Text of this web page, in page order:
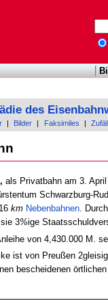
des
Bilder Faksimiles
als Privatbahn am 3.
Schwarzburg-
km Nebenbahnen.
3%ige
von 4,430.000 M.
ist von Preußen
bescheidenen örtlichen